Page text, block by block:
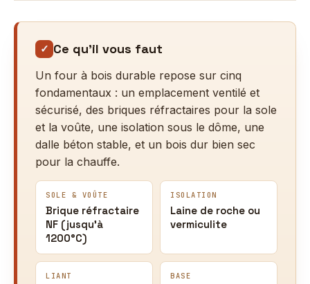
✓ Ce qu’il vous faut
Un four à bois durable repose sur cinq
fondamentaux : un emplacement ventilé et
sécurisé, des briques réfractaires pour la sole
et la voûte, une isolation sous le dôme, une
dalle béton stable, et un bois dur bien sec
pour la chauffe.
SOLE & VOÛTE
Brique réfractaire
NF (jusqu’à
1200°C)
ISOLATION
Laine de roche ou
vermiculite
LIANT BASE